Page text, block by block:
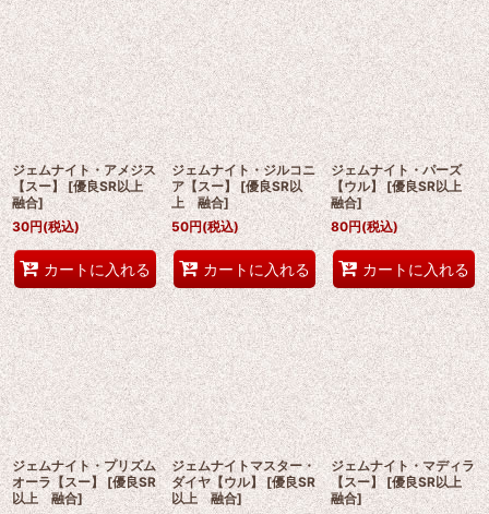
ジェムナイト・アメジス
【スー】 [優良SR以上
融合]
30円(税込)
カートに入れる
ジェムナイト・ジルコニ
ア【スー】 [優良SR以
上 融合]
50円(税込)
カートに入れる
ジェムナイト・パーズ
【ウル】 [優良SR以上
融合]
80円(税込)
カートに入れる
ジェムナイト・プリズム
オーラ【スー】 [優良SR
以上 融合]
ジェムナイトマスター・
ダイヤ【ウル】 [優良SR
以上 融合]
ジェムナイト・マディラ
【スー】 [優良SR以上
融合]